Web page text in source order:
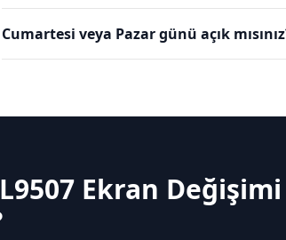
Cumartesi veya Pazar günü açık
Ekran Değişimi